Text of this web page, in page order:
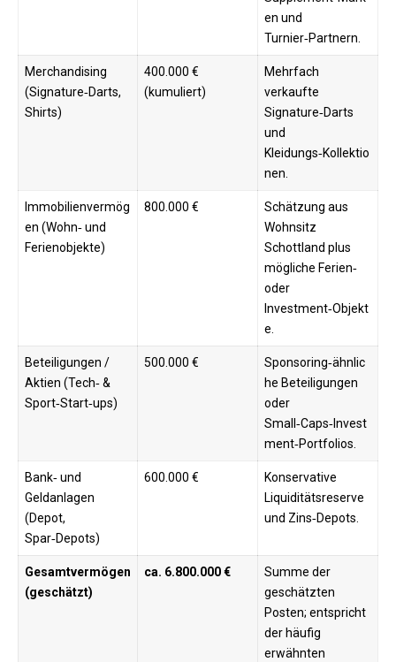
en und
Turnier‑Partnern.
Merchandising
(Signature‑Darts,
Shirts)
400.000 €
(kumuliert)
Mehrfach
verkaufte
Signature‑Darts
und
Kleidungs‑Kollektio
nen.
Immobilienvermög
en (Wohn‑ und
Ferienobjekte)
800.000 €
Schätzung aus
Wohnsitz
Schottland plus
mögliche Ferien‑
oder
Investment‑Objekt
e.
Beteiligungen /
Aktien (Tech‑ &
Sport‑Start‑ups)
500.000 €
Sponsoring‑ähnlic
he Beteiligungen
oder
Small‑Caps‑Invest
ment‑Portfolios.
Bank‑ und
Geldanlagen
(Depot,
Spar‑Depots)
600.000 €
Konservative
Liquiditätsreserve
und Zins‑Depots.
Gesamtvermögen
(geschätzt)
ca. 6.800.000 €
Summe der
geschätzten
Posten; entspricht
der häufig
erwähnten